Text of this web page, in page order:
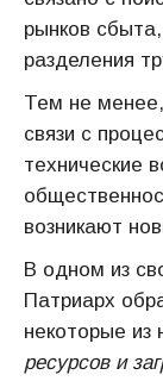
рынков
разделения
Тем не
связи с
технические
возникают
В одном из
Патриарх
некоторые из
ресурсов и